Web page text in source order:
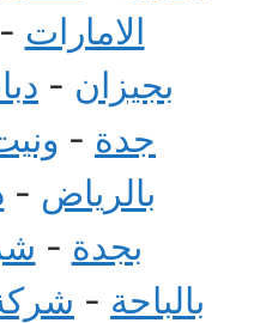
الامارات -
بجيزان -
جدة -
بالرياض -
بجدة -
بالباحة -